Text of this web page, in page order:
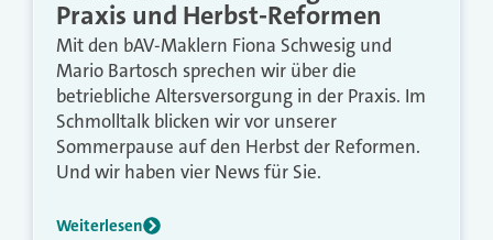
Praxis und Herbst-Reformen
Mit den bAV-Maklern Fiona Schwesig und
Mario Bartosch sprechen wir über die
betriebliche Altersversorgung in der Praxis. Im
Schmolltalk blicken wir vor unserer
Sommerpause auf den Herbst der Reformen.
Und wir haben vier News für Sie.
Weiterlesen